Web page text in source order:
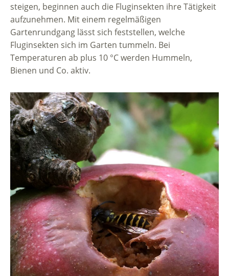
steigen, beginnen auch die Fluginsekten ihre Tätigkeit
aufzunehmen. Mit einem regelmäßigen
Gartenrundgang lässt sich feststellen, welche
Fluginsekten sich im Garten tummeln. Bei
Temperaturen ab plus 10 °C werden Hummeln,
Bienen und Co. aktiv.